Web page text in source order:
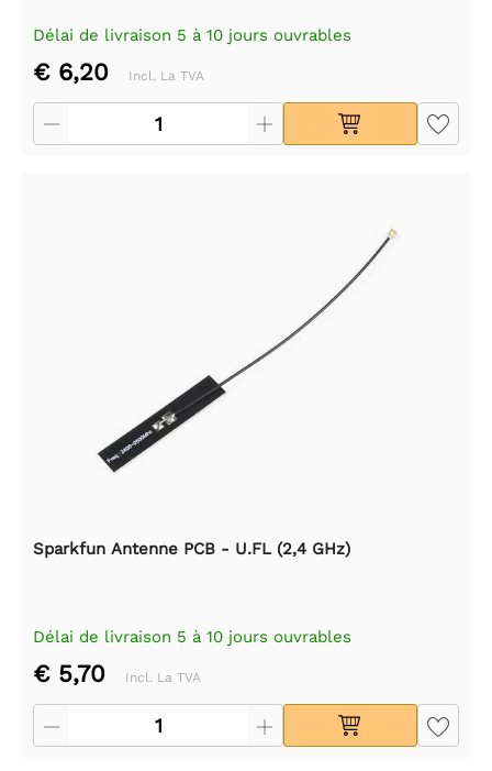
Délai de livraison 5 à 10 jours ouvrables
€ 6,20 Incl. La TVA
Sparkfun Antenne PCB - U.FL (2,4 GHz)
Délai de livraison 5 à 10 jours ouvrables
€ 5,70 Incl. La TVA